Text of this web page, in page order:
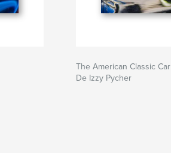
The American Classic Car
De Izzy Pycher